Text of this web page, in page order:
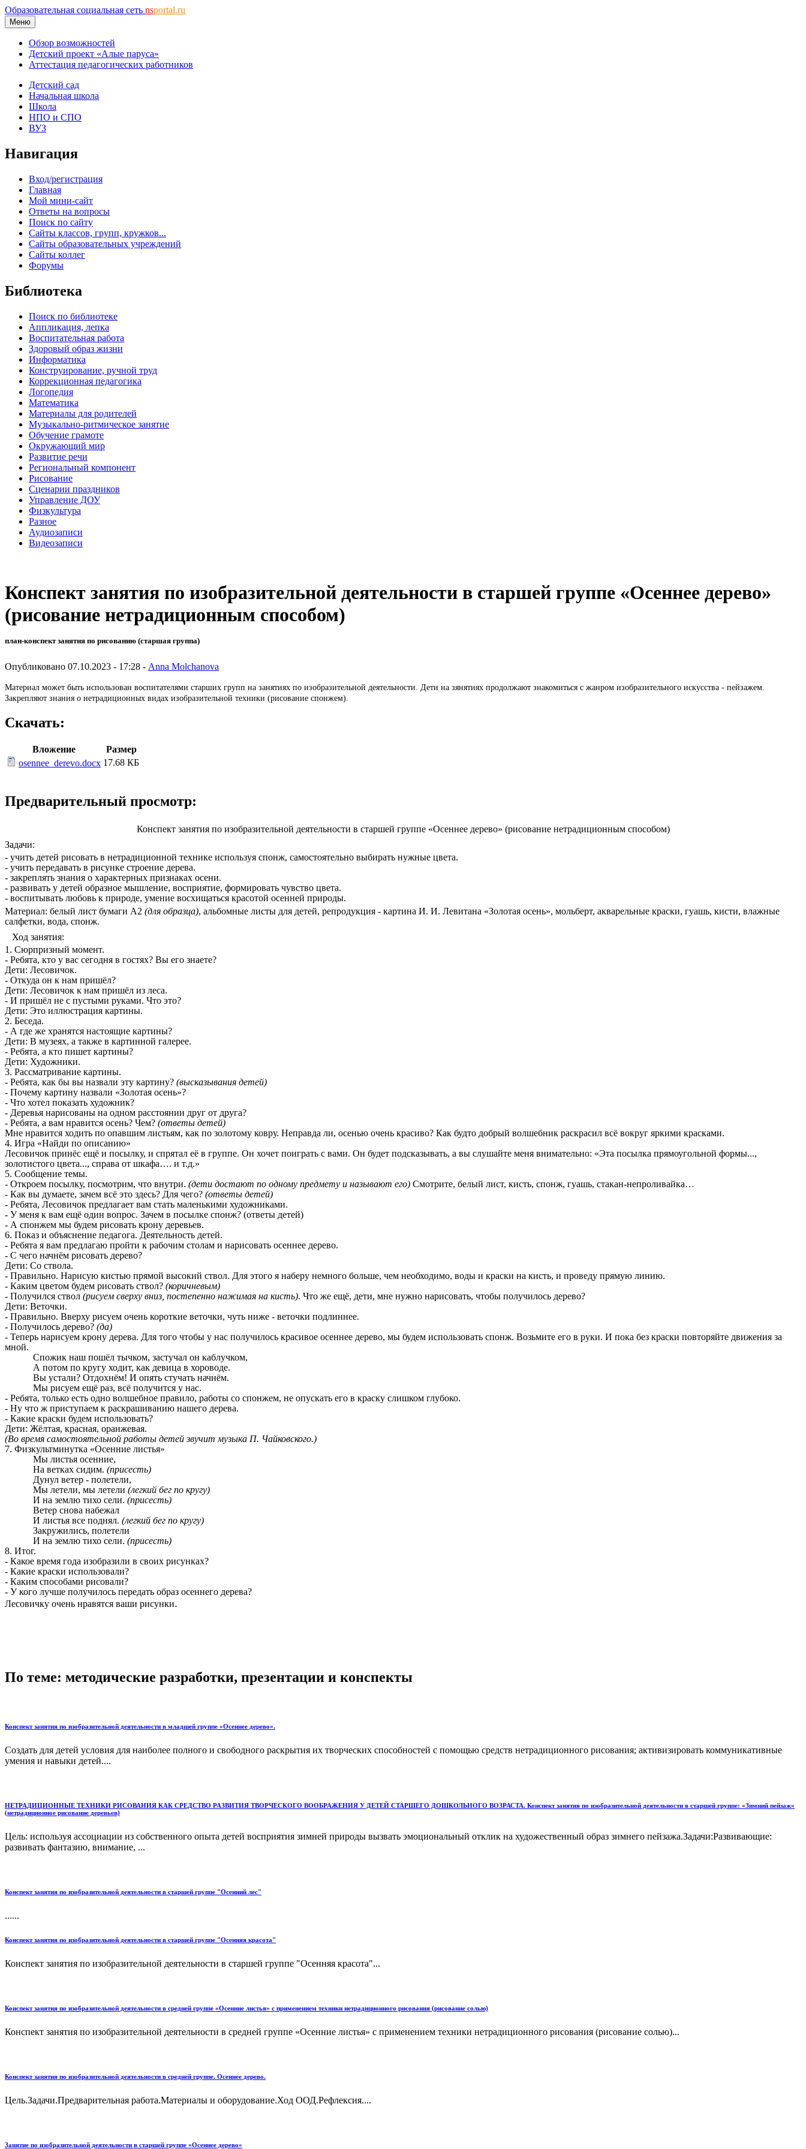
Образовательная социальная сеть nsportal.ru
Меню
Обзор возможностей
Детский проект «Алые паруса»
Аттестация педагогических работников
Детский сад
Начальная школа
Школа
НПО и СПО
ВУЗ
Навигация
Вход/регистрация
Главная
Мой мини-сайт
Ответы на вопросы
Поиск по сайту
Сайты классов, групп, кружков...
Сайты образовательных учреждений
Сайты коллег
Форумы
Библиотека
Поиск по библиотеке
Аппликация, лепка
Воспитательная работа
Здоровый образ жизни
Информатика
Конструирование, ручной труд
Коррекционная педагогика
Логопедия
Математика
Материалы для родителей
Музыкально-ритмическое занятие
Обучение грамоте
Окружающий мир
Развитие речи
Региональный компонент
Рисование
Сценарии праздников
Управление ДОУ
Физкультура
Разное
Аудиозаписи
Видеозаписи
Конспект занятия по изобразительной деятельности в старшей группе «Осеннее дерево»
(рисование нетрадиционным способом)
план-конспект занятия по рисованию (старшая группа)
Опубликовано 07.10.2023 - 17:28 - Anna Molchanova
Материал может быть использован воспитателями старших групп на занятиях по изобразительной деятельности. Дети на зянятиях продолжают знакомиться с жанром изобразительного искусства - пейзажем.
Закрепляют знания о нетрадиционных видах изобразительной техники (рисование спонжем).
Скачать:
Вложение
Размер
osennee_derevo.docx 17.68 КБ
Предварительный просмотр:
Конспект занятия по изобразительной деятельности в старшей группе «Осеннее дерево» (рисование нетрадиционным способом)
Задачи:
- учить детей рисовать в нетрадиционной технике используя спонж, самостоятельно выбирать нужные цвета.
- учить передавать в рисунке строение дерева.
- закреплять знания о характерных признаках осени.
- развивать у детей образное мышление, восприятие, формировать чувство цвета.
- воспитывать любовь к природе, умение восхищаться красотой осенней природы.
Материал: белый лист бумаги А2 (для образца), альбомные листы для детей, репродукция - картина И. И. Левитана «Золотая осень», мольберт, акварельные краски, гуашь, кисти, влажные
салфетки, вода, спонж.
Ход занятия:
1. Сюрпризный момент.
- Ребята, кто у вас сегодня в гостях? Вы его знаете?
Дети: Лесовичок.
- Откуда он к нам пришёл?
Дети: Лесовичок к нам пришёл из леса.
- И пришёл не с пустыми руками. Что это?
Дети: Это иллюстрация картины.
2. Беседа.
- А где же хранятся настоящие картины?
Дети: В музеях, а также в картинной галерее.
- Ребята, а кто пишет картины?
Дети: Художники.
3. Рассматривание картины.
- Ребята, как бы вы назвали эту картину? (высказывания детей)
- Почему картину назвали «Золотая осень»?
- Что хотел показать художник?
- Деревья нарисованы на одном расстоянии друг от друга?
- Ребята, а вам нравится осень? Чем? (ответы детей)
Мне нравится ходить по опавшим листьям, как по золотому ковру. Неправда ли, осенью очень красиво? Как будто добрый волшебник раскрасил всё вокруг яркими красками.
4. Игра «Найди по описанию»
Лесовичок принёс ещё и посылку, и спрятал её в группе. Он хочет поиграть с вами. Он будет подсказывать, а вы слушайте меня внимательно: «Эта посылка прямоугольной формы...,
золотистого цвета..., справа от шкафа…. и т.д.»
5. Сообщение темы.
- Откроем посылку, посмотрим, что внутри. (дети достают по одному предмету и называют его) Смотрите, белый лист, кисть, спонж, гуашь, стакан-непроливайка…
- Как вы думаете, зачем всё это здесь? Для чего? (ответы детей)
- Ребята, Лесовичок предлагает вам стать маленькими художниками.
- У меня к вам ещё один вопрос. Зачем в посылке спонж? (ответы детей)
- А спонжем мы будем рисовать крону деревьев.
6. Показ и объяснение педагога. Деятельность детей.
- Ребята я вам предлагаю пройти к рабочим столам и нарисовать осеннее дерево.
- С чего начнём рисовать дерево?
Дети: Со ствола.
- Правильно. Нарисую кистью прямой высокий ствол. Для этого я наберу немного больше, чем необходимо, воды и краски на кисть, и проведу прямую линию.
- Каким цветом будем рисовать ствол? (коричневым)
- Получился ствол (рисуем сверху вниз, постепенно нажимая на кисть). Что же ещё, дети, мне нужно нарисовать, чтобы получилось дерево?
Дети: Веточки.
- Правильно. Вверху рисуем очень короткие веточки, чуть ниже - веточки подлиннее.
- Получилось дерево? (да)
- Теперь нарисуем крону дерева. Для того чтобы у нас получилось красивое осеннее дерево, мы будем использовать спонж. Возьмите его в руки. И пока без краски повторяйте движения за
мной.
Спожик наш пошёл тычком, застучал он каблучком,
А потом по кругу ходит, как девица в хороводе.
Вы устали? Отдохнём! И опять стучать начнём.
Мы рисуем ещё раз, всё получится у нас.
- Ребята, только есть одно волшебное правило, работы со спонжем, не опускать его в краску слишком глубоко.
- Ну что ж приступаем к раскрашиванию нашего дерева.
- Какие краски будем использовать?
Дети: Жёлтая, красная, оранжевая.
(Во время самостоятельной работы детей звучит музыка П. Чайковского.)
7. Физкультминутка «Осенние листья»
Мы листья осенние,
На ветках сидим.(присесть)
Дунул ветер - полетели,
Мы летели, мы летели(легкий бег по кругу)
И на землю тихо сели.(присесть)
Ветер снова набежал
И листья все поднял.(легкий бег по кругу)
Закружились, полетели
И на землю тихо сели.(присесть)
8. Итог.
- Какое время года изобразили в своих рисунках?
- Какие краски использовали?
- Каким способами рисовали?
- У кого лучше получилось передать образ осеннего дерева?
Лесовичку очень нравятся ваши рисунки.
По теме: методические разработки, презентации и конспекты
Конспект занятия по изобразительной деятельности в младшей группе «Осеннее дерево».
Создать для детей условия для наиболее полного и свободного раскрытия их творческих способностей с помощью средств нетрадиционного рисования; активизировать коммуникативные
умения и навыки детей....
НЕТРАДИЦИОННЫЕ ТЕХНИКИ РИСОВАНИЯ КАК СРЕДСТВО РАЗВИТИЯ ТВОРЧЕСКОГО ВООБРАЖЕНИЯ У ДЕТЕЙ СТАРШЕГО ДОШКОЛЬНОГО ВОЗРАСТА. Конспект занятия по изобразительной деятельности в старшей группе: «Зимний пейзаж»
(нетрадиционное рисование деревьев)
Цель: используя ассоциации из собственного опыта детей восприятия зимней природы вызвать эмоциональный отклик на художественный образ зимнего пейзажа.Задачи:Развивающие:
развивать фантазию, внимание, ...
Конспект занятия по изобразительной деятельности в старшей группе "Осенний лес"
......
Конспект занятия по изобразительной деятельности в старшей группе "Осенняя красота"
Конспект занятия по изобразительной деятельности в старшей группе "Осенняя красота"...
Конспект занятия по изобразительной деятельности в средней группе «Осенние листья» с применением техники нетрадиционного рисования (рисование солью)
Конспект занятия по изобразительной деятельности в средней группе «Осенние листья» с применением техники нетрадиционного рисования (рисование солью)...
Конспект занятия по изобразительной деятельности в средней группе. Осеннее дерево.
Цель.Задачи.Предварительная работа.Материалы и оборудование.Ход ООД.Рефлексия....
Занятие по изобразительной деятельности в старшей группе «Осеннее дерево»